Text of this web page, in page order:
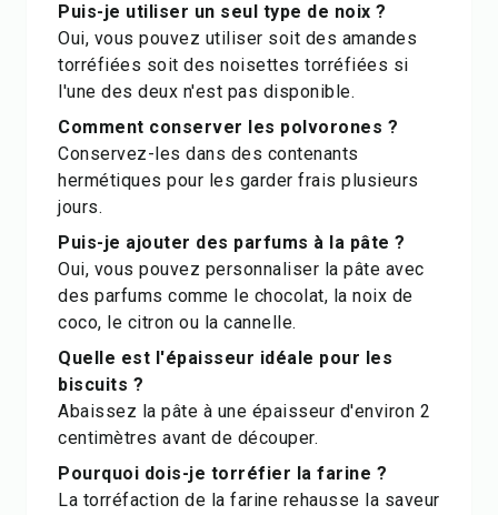
Puis-je utiliser un seul type de noix ?
Oui, vous pouvez utiliser soit des amandes
torréfiées soit des noisettes torréfiées si
l'une des deux n'est pas disponible.
Comment conserver les polvorones ?
Conservez-les dans des contenants
hermétiques pour les garder frais plusieurs
jours.
Puis-je ajouter des parfums à la pâte ?
Oui, vous pouvez personnaliser la pâte avec
des parfums comme le chocolat, la noix de
coco, le citron ou la cannelle.
Quelle est l'épaisseur idéale pour les
biscuits ?
Abaissez la pâte à une épaisseur d'environ 2
centimètres avant de découper.
Pourquoi dois-je torréfier la farine ?
La torréfaction de la farine rehausse la saveur